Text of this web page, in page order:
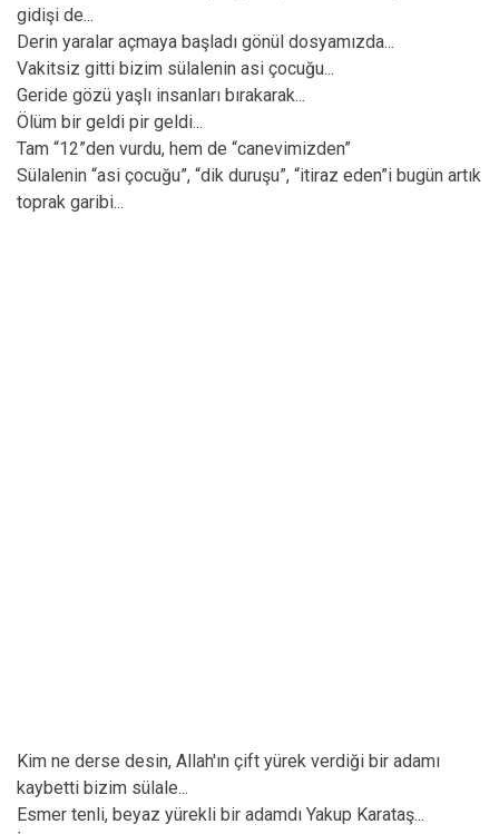
gidişi de...
Derin yaralar açmaya başladı gönül dosyamızda...
Vakitsiz gitti bizim sülalenin asi çocuğu...
Geride gözü yaşlı insanları bırakarak...
Ölüm bir geldi pir geldi...
Tam “12”den vurdu, hem de “canevimizden”
Sülalenin “asi çocuğu”, “dik duruşu”, “itiraz eden”i bugün artık
toprak garibi...
Kim ne derse desin, Allah'ın çift yürek verdiği bir adamı
kaybetti bizim sülale...
Esmer tenli, beyaz yürekli bir adamdı Yakup Karataş...